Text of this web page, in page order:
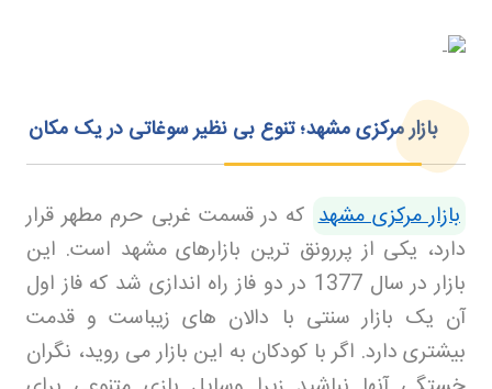
بازار مرکزی مشهد؛ تنوع بی نظیر سوغاتی در یک مکان
بازار مرکزی مشهد که در قسمت غربی حرم مطهر قرار
دارد، یکی از پررونق ترین بازارهای مشهد است. این
بازار در سال 1377 در دو فاز راه اندازی شد که فاز اول
آن یک بازار سنتی با دالان های زیباست و قدمت
بیشتری دارد. اگر با کودکان به این بازار می روید، نگران